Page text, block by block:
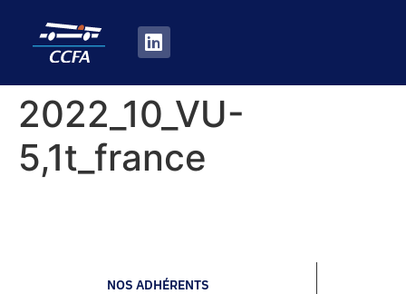
2022_10_VU-
5,1t_france
NOS ADHÉRENTS